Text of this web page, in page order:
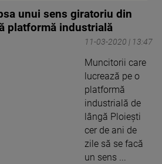
unui sens giratoriu din
platformă industrială
11-03-2020 | 13:47
Muncitorii care
lucrează pe o
platformă
industrială de
lângă Ploieşti
cer de ani de
zile să se facă
un sens ...